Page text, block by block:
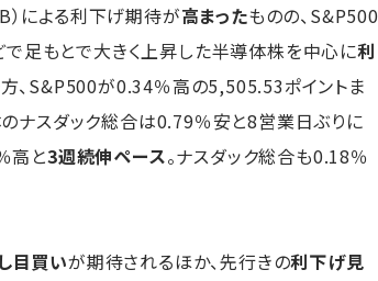
による利下げ期待が高まったものの、S&P500
足もとで大きく上昇した半導体株を中心に利
、S&P500が0.34％高の5,505.53ポイントま
ナスダック総合は0.79％安と8営業日ぶりに
高と3週続伸ペース。ナスダック総合も0.18％
目買いが期待されるほか、先行きの利下げ見